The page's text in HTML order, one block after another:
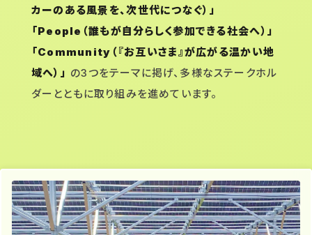
カーのある風景を、次世代につなぐ）」
「People（誰もが自分らしく参加できる社会へ）」
「Community（『お互いさま』が広がる温かい地
域へ）」 の3つをテーマに掲げ、多様なステークホル
ダーとともに取り組みを進めています。